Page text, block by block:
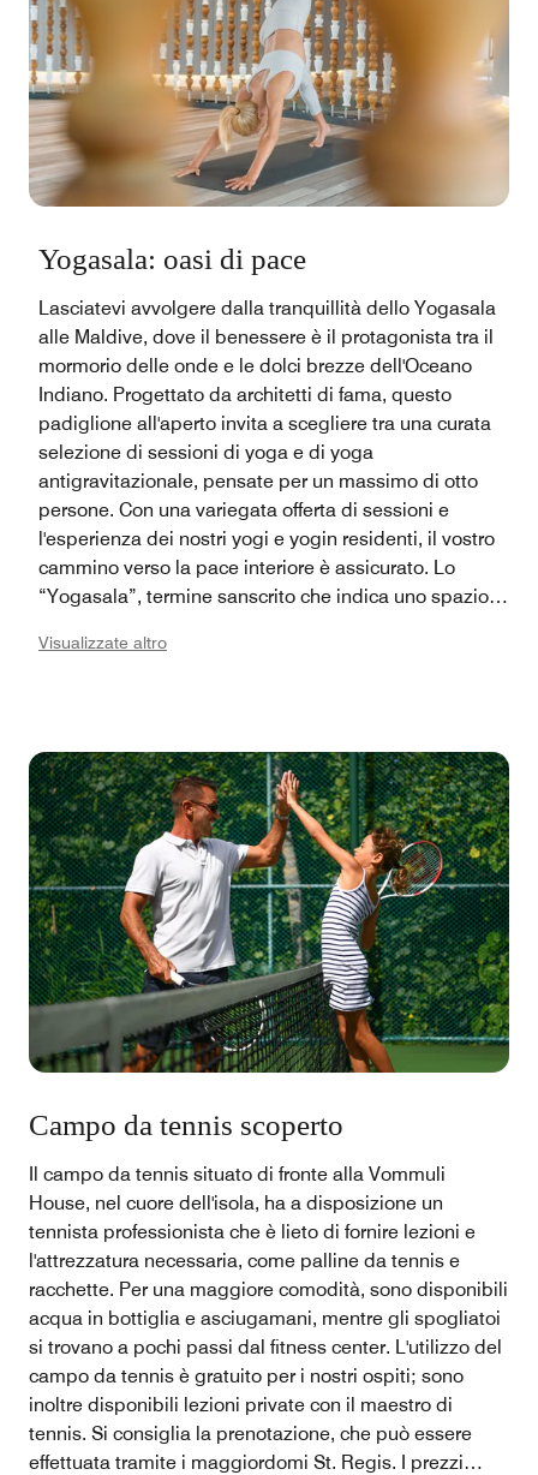
Yogasala: oasi di pace
Lasciatevi avvolgere dalla tranquillità dello Yogasala
alle Maldive, dove il benessere è il protagonista tra il
mormorio delle onde e le dolci brezze dell'Oceano
Indiano. Progettato da architetti di fama, questo
padiglione all'aperto invita a scegliere tra una curata
selezione di sessioni di yoga e di yoga
antigravitazionale, pensate per un massimo di otto
persone. Con una variegata offerta di sessioni e
l'esperienza dei nostri yogi e yogin residenti, il vostro
cammino verso la pace interiore è assicurato. Lo
“Yogasala”, termine sanscrito che indica uno spazio
gli appassionati di yoga che vogliono entrare in
esclusivo corso di formazione per insegnanti di yoga
offre un'esperienza coinvolgente corredata da una
certificazione.
Visualizzate altro
Campo da tennis scoperto
Il campo da tennis situato di fronte alla Vommuli
House, nel cuore dell'isola, ha a disposizione un
tennista professionista che è lieto di fornire lezioni e
l'attrezzatura necessaria, come palline da tennis e
racchette. Per una maggiore comodità, sono disponibili
acqua in bottiglia e asciugamani, mentre gli spogliatoi
si trovano a pochi passi dal fitness center. L'utilizzo del
campo da tennis è gratuito per i nostri ospiti; sono
inoltre disponibili lezioni private con il maestro di
tennis. Si consiglia la prenotazione, che può essere
effettuata tramite i maggiordomi St. Regis. I prezzi